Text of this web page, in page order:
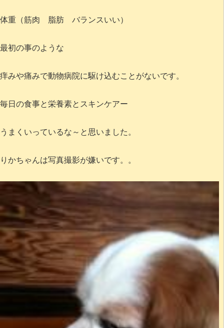
体重（筋肉 脂肪 バランスいい）
最初の事のような
痒みや痛みで動物病院に駆け込むことがないです。
毎日の食事と栄養素とスキンケアー
うまくいっているな～と思いました。
りかちゃんは写真撮影が嫌いです。。